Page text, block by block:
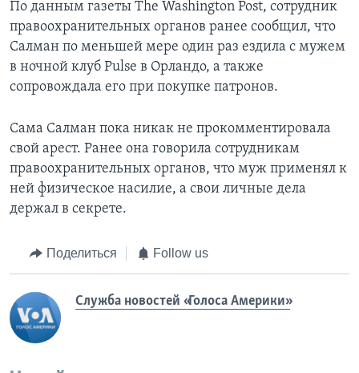
По данным газеты The Washington Post, сотрудник
правоохранительных органов ранее сообщил, что
Салман по меньшей мере один раз ездила с мужем
в ночной клуб Pulse в Орландо, а также
сопровождала его при покупке патронов.
Сама Салман пока никак не прокомментировала
свой арест. Ранее она говорила сотрудникам
правоохранительных органов, что муж применял к
ней физическое насилие, а свои личные дела
держал в секрете.
Поделиться Follow us
Служба новостей «Голоса Америки»